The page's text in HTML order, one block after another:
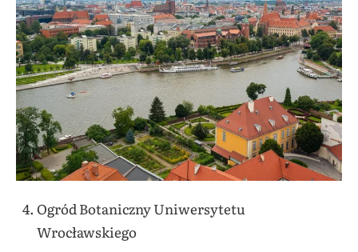
Ogród Botaniczny Uniwersytetu
Wrocławskiego